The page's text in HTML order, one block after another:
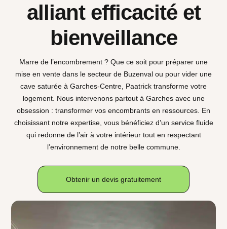
alliant efficacité et
bienveillance
Marre de l’encombrement ? Que ce soit pour préparer une
mise en vente dans le secteur de Buzenval ou pour vider une
cave saturée à Garches-Centre, Paatrick transforme votre
logement. Nous intervenons partout à Garches avec une
obsession : transformer vos encombrants en ressources. En
choisissant notre expertise, vous bénéficiez d’un service fluide
qui redonne de l’air à votre intérieur tout en respectant
l’environnement de notre belle commune.
Obtenir un devis gratuitement